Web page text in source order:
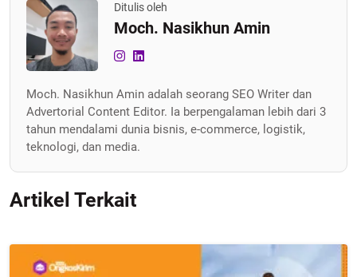
Ditulis oleh
Moch. Nasikhun Amin
Moch. Nasikhun Amin adalah seorang SEO Writer dan
Advertorial Content Editor. Ia berpengalaman lebih dari 3
tahun mendalami dunia bisnis, e-commerce, logistik,
teknologi, dan media.
Artikel Terkait